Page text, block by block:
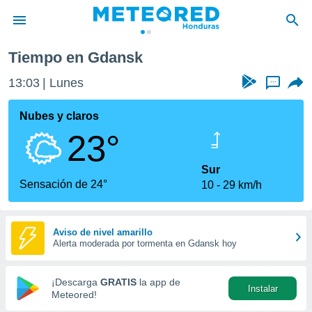
de
ha sido
calidad.
a este
las
y
forma
digital
basada
Tiempo en Gdansk
13:03 Lunes ...
Nubes y claros
23°
Sensación de 24°
Sur
10
29 km/h
Aviso de nivel amarillo
Alerta moderada por tormenta en Gdansk hoy
¡Descarga GRATIS la app de
Meteored!
Instalar